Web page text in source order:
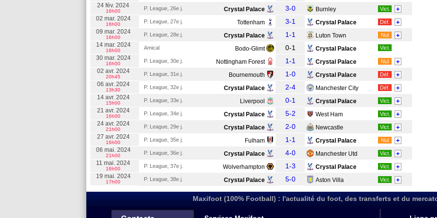
24 fév. 2024
16h00 P. League, 26e j. Crystal Palace 3-0 Burnley Vict. +
02 mar. 2024
16h00 P. League, 27e j. Tottenham 3-1 Crystal Palace Déf. +
09 mar. 2024
16h00 P. League, 28e j. Crystal Palace 1-1 Luton Town Nul +
14 mar. 2024
16h00 Amical Bodo-Glimt 0-1 Crystal Palace Vict.
30 mar. 2024
16h00 P. League, 30e j. Nottingham Forest 1-1 Crystal Palace Nul +
02 avr. 2024
20h45 P. League, 31e j. Bournemouth 1-0 Crystal Palace Déf. +
06 avr. 2024
13h30 P. League, 32e j. Crystal Palace 2-4 Manchester City Déf. +
14 avr. 2024
15h00 P. League, 33e j. Liverpool 0-1 Crystal Palace Vict. +
21 avr. 2024
16h00 P. League, 34e j. Crystal Palace 5-2 West Ham Vict. +
24 avr. 2024
21h00 P. League, 29e j. Crystal Palace 2-0 Newcastle Vict. +
27 avr. 2024
16h00 P. League, 35e j. Fulham 1-1 Crystal Palace Nul +
06 mai. 2024
21h00 P. League, 36e j. Crystal Palace 4-0 Manchester Utd Vict. +
11 mai. 2024
16h00 P. League, 37e j. Wolverhampton 1-3 Crystal Palace Vict. +
19 mai. 2024
17h00 P. League, 38e j. Crystal Palace 5-0 Aston Villa Vict. +
Maxifoot (100% Football) : l'actualité du foot, des transferts et du